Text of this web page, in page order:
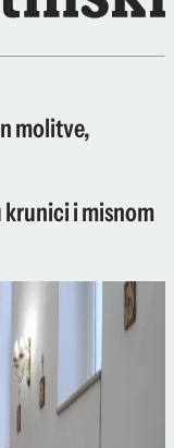
molitve,
i misnom